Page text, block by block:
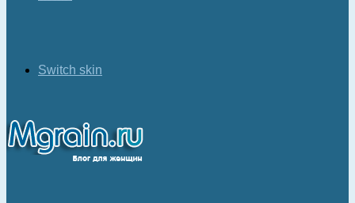
Switch skin